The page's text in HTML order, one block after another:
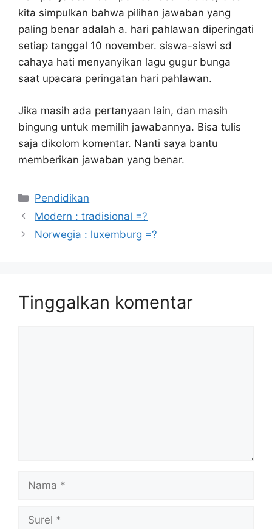
kita simpulkan bahwa pilihan jawaban yang
paling benar adalah a. hari pahlawan diperingati
setiap tanggal 10 november. siswa-siswi sd
cahaya hati menyanyikan lagu gugur bunga
saat upacara peringatan hari pahlawan.
Jika masih ada pertanyaan lain, dan masih
bingung untuk memilih jawabannya. Bisa tulis
saja dikolom komentar. Nanti saya bantu
memberikan jawaban yang benar.
Kategori
Pendidikan
Modern : tradisional =?
Norwegia : luxemburg =?
Tinggalkan komentar